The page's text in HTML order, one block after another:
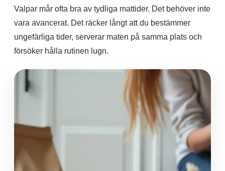
Valpar mår ofta bra av tydliga mattider. Det behöver inte
vara avancerat. Det räcker långt att du bestämmer
ungefärliga tider, serverar maten på samma plats och
försöker hålla rutinen lugn.